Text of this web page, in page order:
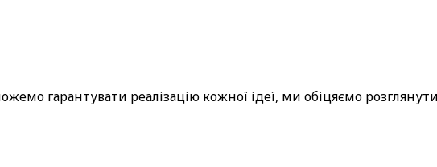
гарантувати реалізацію кожної ідеї, ми обіцяємо